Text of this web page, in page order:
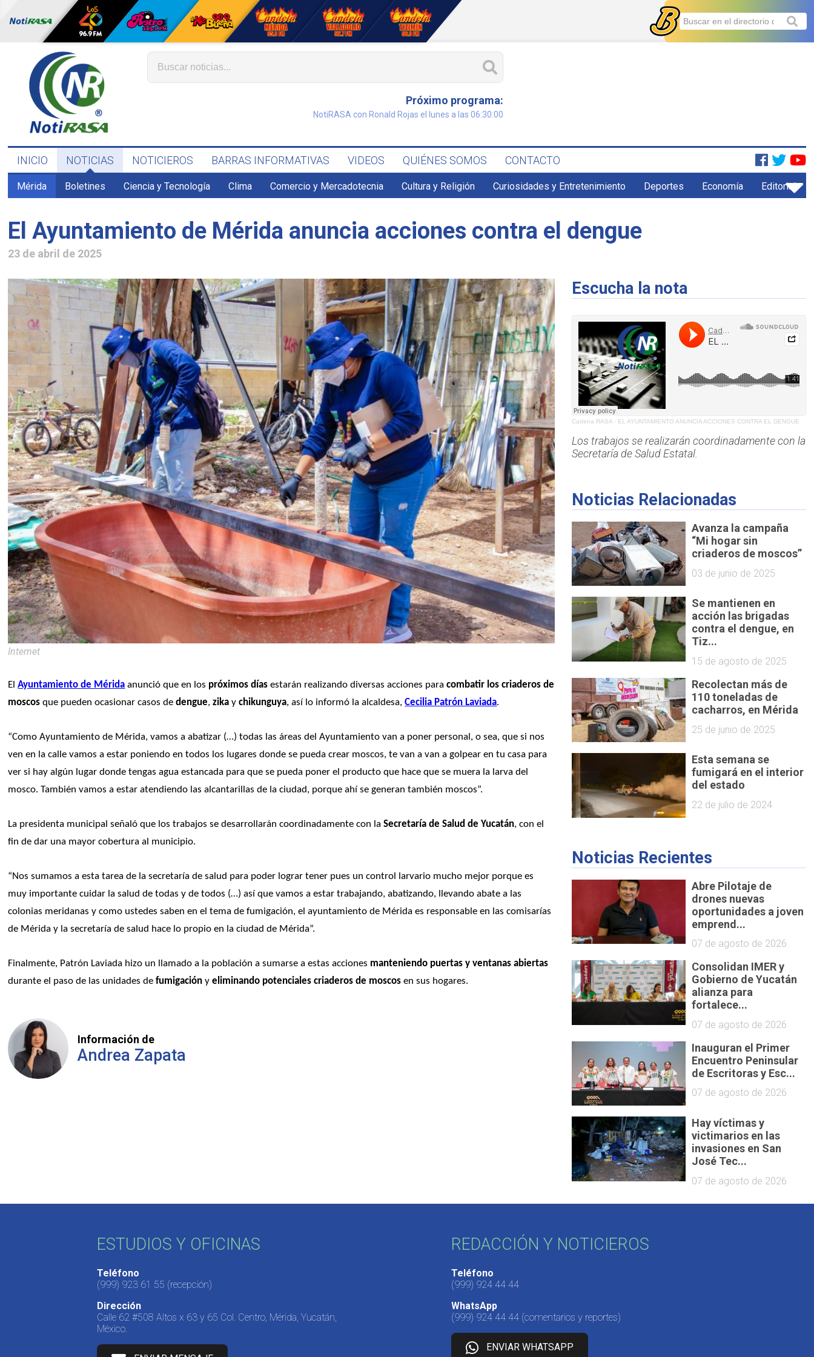
Próximo programa:
NotiRASA con Ronald Rojas el lunes a las 06:30:00
INICIO NOTICIAS NOTICIEROS BARRAS INFORMATIVAS VIDEOS QUIÉNES SOMOS CONTACTO
Mérida Boletines Ciencia y Tecnología Clima Comercio y Mercadotecnia Cultura y Religión Curiosidades y Entretenimiento Deportes Economía Editorial
El Ayuntamiento de Mérida anuncia acciones contra el dengue
23 de abril de 2025
Internet
El Ayuntamiento de Mérida anunció que en los próximos días estarán realizando diversas acciones para combatir los criaderos de
moscos que pueden ocasionar casos de dengue, zika y chikunguya, así lo informó la alcaldesa, Cecilia Patrón Laviada.
“Como Ayuntamiento de Mérida, vamos a abatizar (…) todas las áreas del Ayuntamiento van a poner personal, o sea, que si nos
ven en la calle vamos a estar poniendo en todos los lugares donde se pueda crear moscos, te van a van a golpear en tu casa para
ver si hay algún lugar donde tengas agua estancada para que se pueda poner el producto que hace que se muera la larva del
mosco. También vamos a estar atendiendo las alcantarillas de la ciudad, porque ahí se generan también moscos”.
La presidenta municipal señaló que los trabajos se desarrollarán coordinadamente con la Secretaría de Salud de Yucatán, con el
fin de dar una mayor cobertura al municipio.
“Nos sumamos a esta tarea de la secretaría de salud para poder lograr tener pues un control larvario mucho mejor porque es
muy importante cuidar la salud de todas y de todos (…) así que vamos a estar trabajando, abatizando, llevando abate a las
colonias meridanas y como ustedes saben en el tema de fumigación, el ayuntamiento de Mérida es responsable en las comisarías
de Mérida y la secretaría de salud hace lo propio en la ciudad de Mérida”.
Finalmente, Patrón Laviada hizo un llamado a la población a sumarse a estas acciones manteniendo puertas y ventanas abiertas
durante el paso de las unidades de fumigación y eliminando potenciales criaderos de moscos en sus hogares.
Información de
Andrea Zapata
Escucha la nota
Cadena RASA· EL AYUNTAMIENTO ANUNCIA ACCIONES CONTRA EL DENGUE
Los trabajos se realizarán coordinadamente con la
Secretaría de Salud Estatal.
Noticias Relacionadas
Avanza la campaña
“Mi hogar sin
criaderos de moscos”
03 de junio de 2025
Se mantienen en
acción las brigadas
contra el dengue, en
Tiz...
15 de agosto de 2025
Recolectan más de
110 toneladas de
cacharros, en Mérida
25 de junio de 2025
Esta semana se
fumigará en el interior
del estado
22 de julio de 2024
Noticias Recientes
Abre Pilotaje de
drones nuevas
oportunidades a joven
emprend...
07 de agosto de 2026
Consolidan IMER y
Gobierno de Yucatán
alianza para
fortalece...
07 de agosto de 2026
Inauguran el Primer
Encuentro Peninsular
de Escritoras y Esc...
07 de agosto de 2026
Hay víctimas y
victimarios en las
invasiones en San
José Tec...
07 de agosto de 2026
ESTUDIOS Y OFICINAS
Teléfono
(999) 923 61 55 (recepción)
Dirección
Calle 62 #508 Altos x 63 y 65 Col. Centro, Mérida, Yucatán,
México.
REDACCIÓN Y NOTICIEROS
Teléfono
(999) 924 44 44
WhatsApp
(999) 924 44 44 (comentarios y reportes)
ENVIAR WHATSAPP